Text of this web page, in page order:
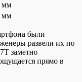
мм
мм
были
развели их по
заметно
прямо в